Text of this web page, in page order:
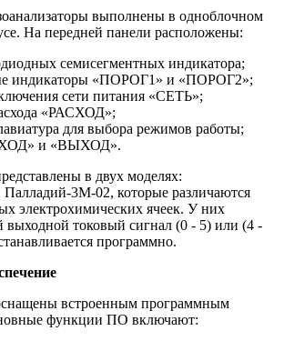
выполнены в одноблочном
На передней панели расположены:
семисегментных индикатора;
индикаторы «ПОРОГ1» и «ПОРОГ2»;
сети питания «СЕТЬ»;
«РАСХОД»;
для выбора режимов работы;
и «ВЫХОД».
в двух моделях:
3М-02, которые различаются
электрохимических ячеек. У них
токовый сигнал (0 - 5) или (4 -
программно.
встроенным программным
функции ПО включают: